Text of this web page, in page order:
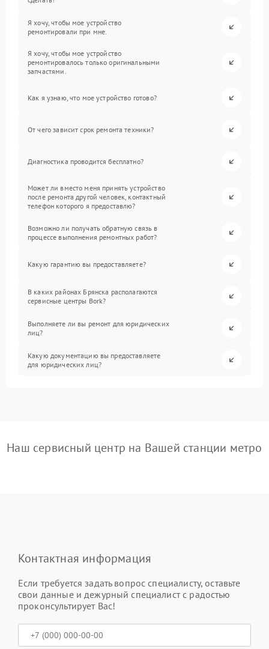
Я хочу, чтобы мое устройство
ремонтировали при мне.
Я хочу, чтобы мое устройство
ремонтировалось только оригинальными
запчастями.
Как я узнаю, что мое устройство готово?
От чего зависит срок ремонта техники?
Диагностика проводится бесплатно?
Может ли вместо меня принять устройство
после ремонта другой человек, контактный
телефон которого я предоставлю?
Возможно ли получать обратную связь в
процессе выполнения ремонтных работ?
Какую гарантию вы предоставляете?
В каких районах Брянска располагаются
сервисные центры Bork?
Выполняете ли вы ремонт для юридических
лиц?
Какую документацию вы предоставляете
для юридических лиц?
Наш сервисный центр на Вашей станции метро
Контактная информация
Если требуется задать вопрос специалисту, оставьте
свои данные и дежурный специалист с радостью
проконсультирует Вас!